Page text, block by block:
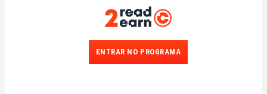
ENTRAR NO PROGRAMA